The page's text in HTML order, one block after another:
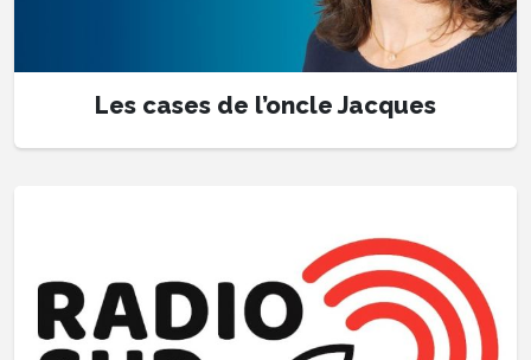
Les cases de l’oncle Jacques